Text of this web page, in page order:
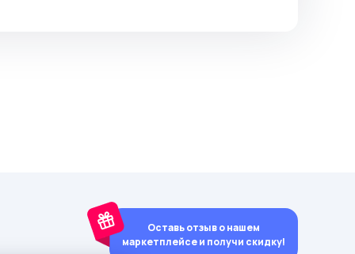
Оставь отзыв о нашем
маркетплейсе и получи скидку!